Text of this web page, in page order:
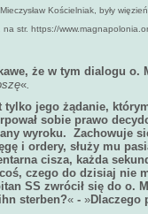
Kościelniak, były
na str. https://
że w tym dialogu o.
«.
tylko jego żądanie,
sobie prawo
wyroku. Zachowuje
i ordery, służy mu
cisza, każda
czego do dzisiaj nie
SS zwrócił się do o.
sterben?« - »Dlaczego